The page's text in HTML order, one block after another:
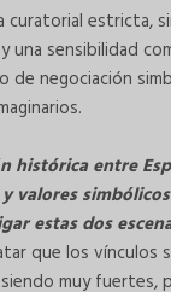
curatorial estricta,
una sensibilidad
de negociación
histórica entre
valores
estas dos
que los vínculos
muy fuertes,